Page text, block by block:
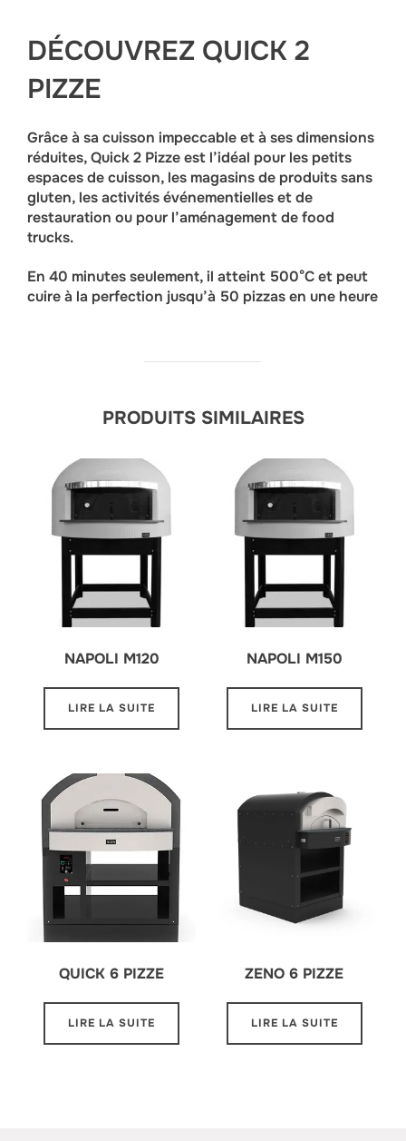
DÉCOUVREZ QUICK 2
PIZZE
Grâce à sa cuisson impeccable et à ses dimensions
réduites, Quick 2 Pizze est l’idéal pour les petits
espaces de cuisson, les magasins de produits sans
gluten, les activités événementielles et de
restauration ou pour l’aménagement de food
trucks.
En 40 minutes seulement, il atteint 500°C et peut
cuire à la perfection jusqu’à 50 pizzas en une heure
PRODUITS SIMILAIRES
NAPOLI M120
LIRE LA SUITE
NAPOLI M150
LIRE LA SUITE
QUICK 6 PIZZE
LIRE LA SUITE
ZENO 6 PIZZE
LIRE LA SUITE